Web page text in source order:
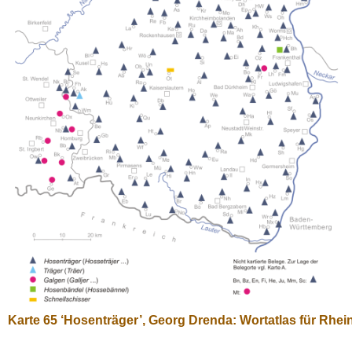
Karte 65 ‘Hosenträger’, Georg Drenda: Wortatlas für